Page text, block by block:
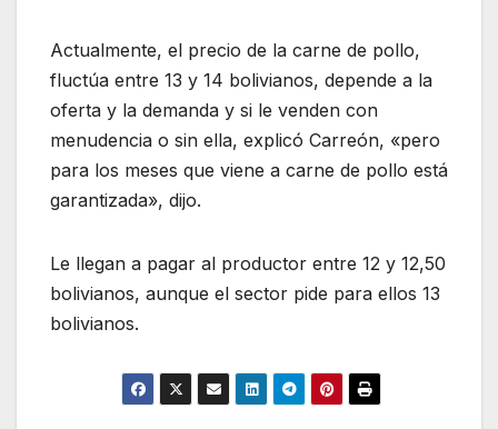
Actualmente, el precio de la carne de pollo,
fluctúa entre 13 y 14 bolivianos, depende a la
oferta y la demanda y si le venden con
menudencia o sin ella, explicó Carreón, «pero
para los meses que viene a carne de pollo está
garantizada», dijo.
Le llegan a pagar al productor entre 12 y 12,50
bolivianos, aunque el sector pide para ellos 13
bolivianos.